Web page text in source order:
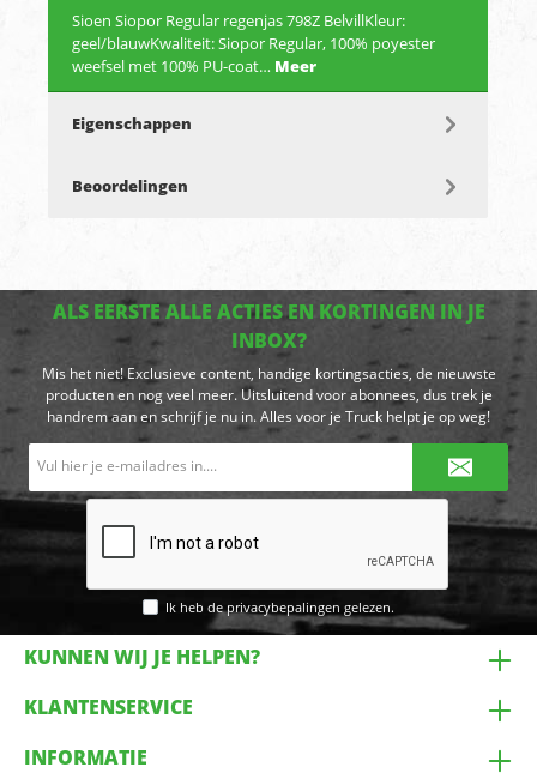
Sioen Siopor Regular regenjas 798Z BelvillKleur:
geel/blauwKwaliteit: Siopor Regular, 100% poyester
weefsel met 100% PU-coat… Meer
Eigenschappen
Beoordelingen
ALS EERSTE ALLE ACTIES EN KORTINGEN IN JE
INBOX?
Mis het niet! Exclusieve content, handige kortingsacties, de nieuwste
producten en nog veel meer. Uitsluitend voor abonnees, dus trek je
handrem aan en schrijf je nu in. Alles voor je Truck helpt je op weg!
Ik heb deprivacybepalingen gelezen.
KUNNEN WIJ JE HELPEN?
KLANTENSERVICE
INFORMATIE